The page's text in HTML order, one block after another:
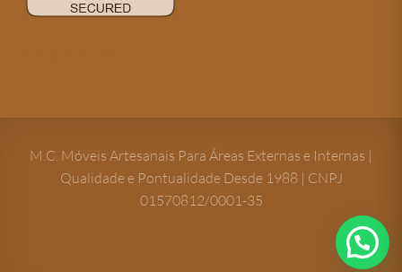
M.C. Móveis Artesanais Para Áreas Externas e Internas |
Qualidade e Pontualidade Desde 1988 | CNPJ
01570812/0001-35